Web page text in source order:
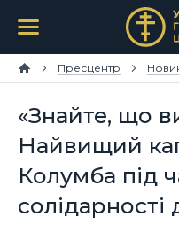
Пресцентр
«Знайте, що
Найвищий
Колумба під